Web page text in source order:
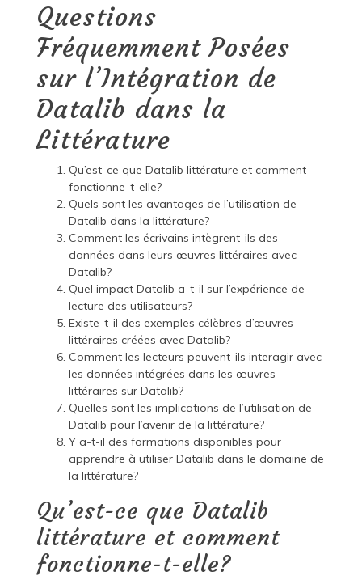
Questions
Fréquemment Posées
sur l’Intégration de
Datalib dans la
Littérature
Qu’est-ce que Datalib littérature et comment
fonctionne-t-elle?
Quels sont les avantages de l’utilisation de
Datalib dans la littérature?
Comment les écrivains intègrent-ils des
données dans leurs œuvres littéraires avec
Datalib?
Quel impact Datalib a-t-il sur l’expérience de
lecture des utilisateurs?
Existe-t-il des exemples célèbres d’œuvres
littéraires créées avec Datalib?
Comment les lecteurs peuvent-ils interagir avec
les données intégrées dans les œuvres
littéraires sur Datalib?
Quelles sont les implications de l’utilisation de
Datalib pour l’avenir de la littérature?
Y a-t-il des formations disponibles pour
apprendre à utiliser Datalib dans le domaine de
la littérature?
Qu’est-ce que Datalib
littérature et comment
fonctionne-t-elle?